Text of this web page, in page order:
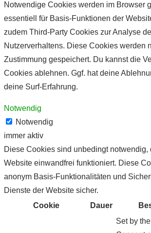
Notwendige Cookies werden im Browser
essentiell für Basis-Funktionen der
zudem Third-Party Cookies zur Analyse
Nutzerverhaltens. Diese Cookies werden
Zustimmung gespeichert. Du kannst die
Cookies ablehnen. Ggf. hat deine
deine Surf-Erfahrung.
Notwendig
Notwendig
immer aktiv
Diese Cookies sind unbedingt notwendig,
Website einwandfrei funktioniert. Diese
anonym Basis-Funktionalitäten und
Dienste der Website sicher.
Cookie
Dauer
Set by